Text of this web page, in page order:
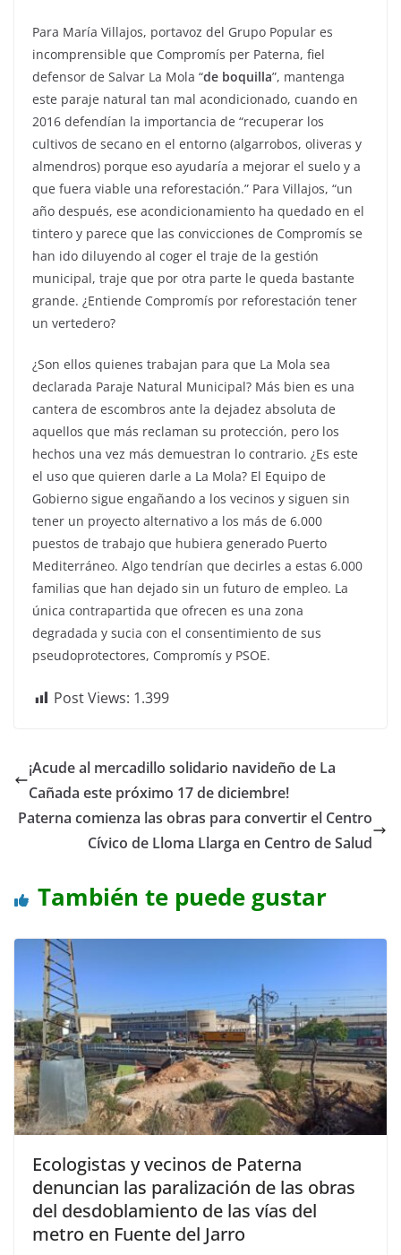
Para María Villajos, portavoz del Grupo Popular es
incomprensible que Compromís per Paterna, fiel
defensor de Salvar La Mola “de boquilla”, mantenga
este paraje natural tan mal acondicionado, cuando en
2016 defendían la importancia de “recuperar los
cultivos de secano en el entorno (algarrobos, oliveras y
almendros) porque eso ayudaría a mejorar el suelo y a
que fuera viable una reforestación.” Para Villajos, “un
año después, ese acondicionamiento ha quedado en el
tintero y parece que las convicciones de Compromís se
han ido diluyendo al coger el traje de la gestión
municipal, traje que por otra parte le queda bastante
grande. ¿Entiende Compromís por reforestación tener
un vertedero?
¿Son ellos quienes trabajan para que La Mola sea
declarada Paraje Natural Municipal? Más bien es una
cantera de escombros ante la dejadez absoluta de
aquellos que más reclaman su protección, pero los
hechos una vez más demuestran lo contrario. ¿Es este
el uso que quieren darle a La Mola? El Equipo de
Gobierno sigue engañando a los vecinos y siguen sin
tener un proyecto alternativo a los más de 6.000
puestos de trabajo que hubiera generado Puerto
Mediterráneo. Algo tendrían que decirles a estas 6.000
familias que han dejado sin un futuro de empleo. La
única contrapartida que ofrecen es una zona
degradada y sucia con el consentimiento de sus
pseudoprotectores, Compromís y PSOE.
Post Views: 1.399
¡Acude al mercadillo solidario navideño de La
Cañada este próximo 17 de diciembre!
Paterna comienza las obras para convertir el Centro
Cívico de Lloma Llarga en Centro de Salud
También te puede gustar
Ecologistas y vecinos de Paterna
denuncian las paralización de las obras
del desdoblamiento de las vías del
metro en Fuente del Jarro